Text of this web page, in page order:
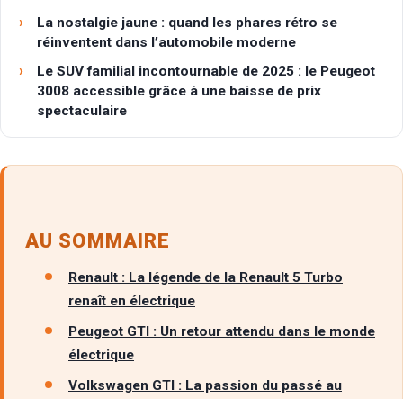
La nostalgie jaune : quand les phares rétro se
réinventent dans l’automobile moderne
Le SUV familial incontournable de 2025 : le Peugeot
3008 accessible grâce à une baisse de prix
spectaculaire
AU SOMMAIRE
Renault : La légende de la Renault 5 Turbo
renaît en électrique
Peugeot GTI : Un retour attendu dans le monde
électrique
Volkswagen GTI : La passion du passé au